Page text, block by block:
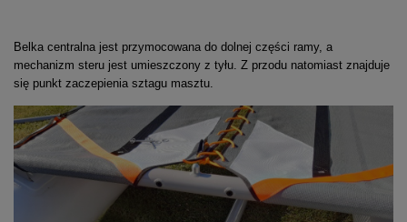
Belka centralna jest przymocowana do dolnej części ramy, a
mechanizm steru jest umieszczony z tyłu. Z przodu natomiast znajduje
się punkt zaczepienia sztagu masztu.